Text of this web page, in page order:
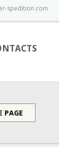
spedition.com
PAGE